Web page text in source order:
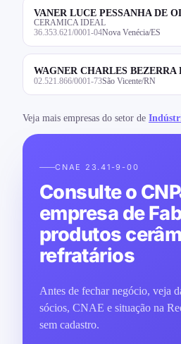
VANER LUCE PESSANHA DE
CERAMICA IDEAL
36.353.621/0001-04Nova Venécia/ES
WAGNER CHARLES BEZERRA
02.521.866/0001-73São Vicente/RN
Veja mais empresas do setor de
CNAE 23.41-9-00
Consulte o
empresa de
produtos
refratários
Antes de fechar negócio, veja
sócios, CNAE e situação na
sem cadastro.